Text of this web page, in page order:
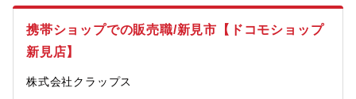
携帯ショップでの販売職/新見市【ドコモショップ
新見店】
株式会社クラップス